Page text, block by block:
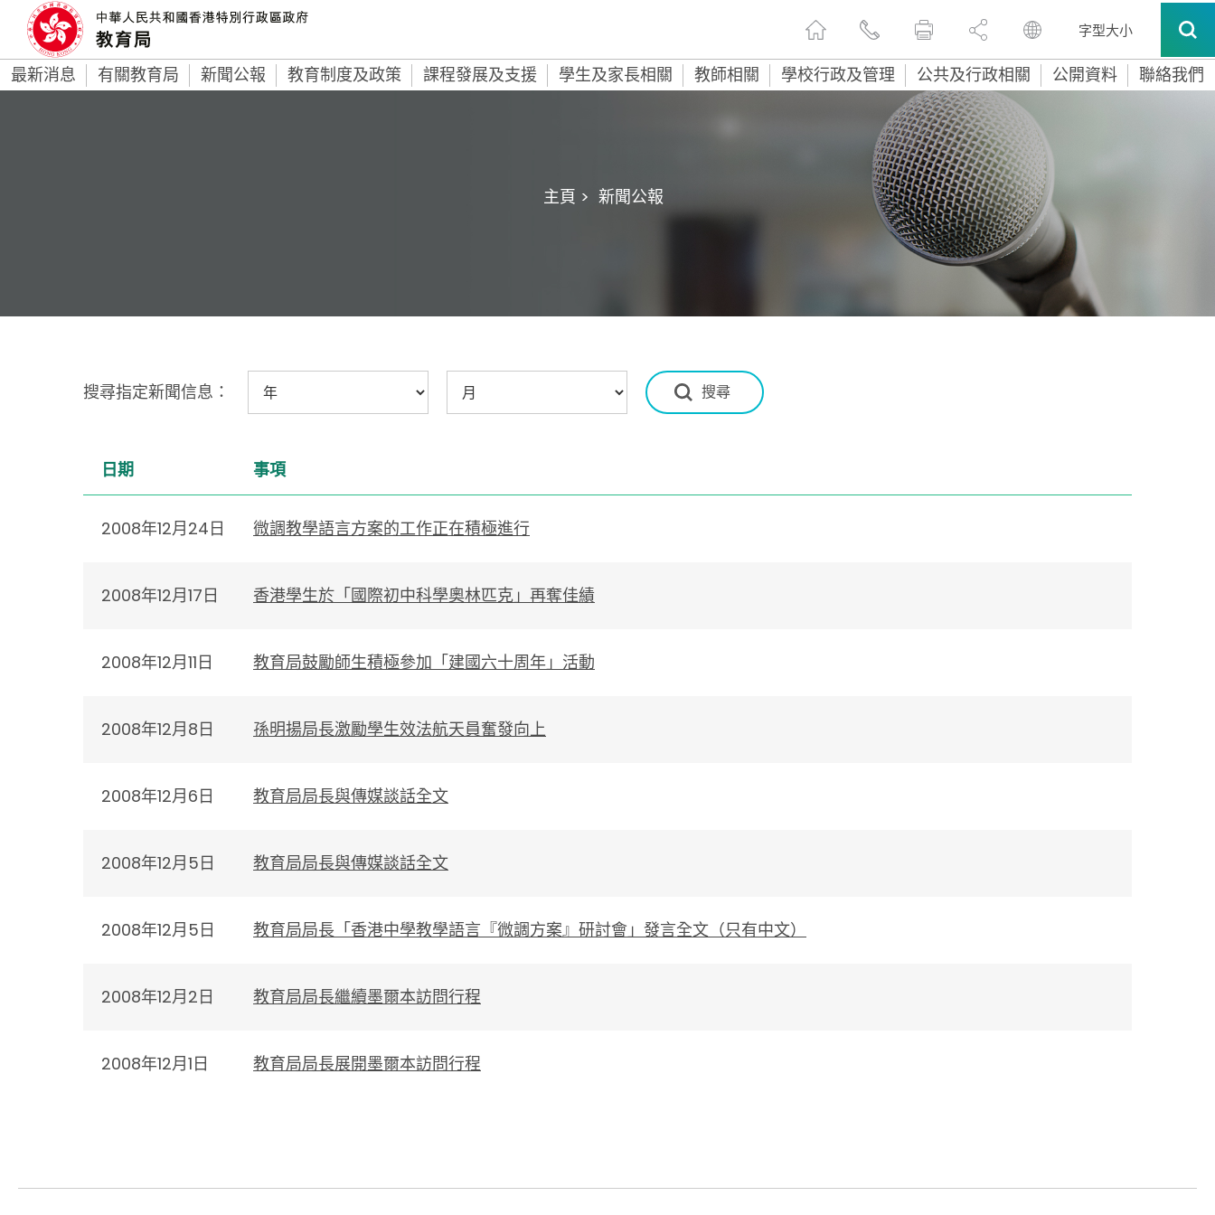
字型大小
最新消息 有關教育局 新聞公報 教育制度及政策 課程發展及支援 學生及家長相關 教師相關 學校行政及管理 公共及行政相關 公開資料 聯絡我們
主頁 > 新聞公報
搜尋指定新聞信息：
日期 事項
2008年12月24日 微調教學語言方案的工作正在積極進行
2008年12月17日 香港學生於「國際初中科學奧林匹克」再奪佳績
2008年12月11日 教育局鼓勵師生積極參加「建國六十周年」活動
2008年12月8日 孫明揚局長激勵學生效法航天員奮發向上
2008年12月6日 教育局局長與傳媒談話全文
2008年12月5日 教育局局長與傳媒談話全文
2008年12月5日 教育局局長「香港中學教學語言『微調方案』研討會」發言全文（只有中文）
2008年12月2日 教育局局長繼續墨爾本訪問行程
2008年12月1日 教育局局長展開墨爾本訪問行程